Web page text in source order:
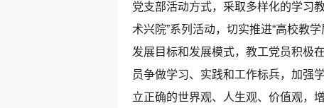
党支部活动方式，采取多样化的学习
术兴院”系列活动，切实推进“高校教
发展目标和发展模式，教工党员积极
员争做学习、实践和工作标兵，加强
立正确的世界观、人生观、价值观，